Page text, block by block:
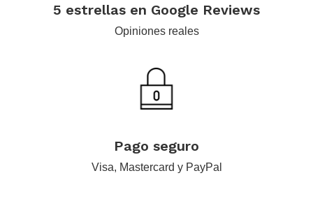
5 estrellas en Google Reviews
Opiniones reales
Pago seguro
Visa, Mastercard y PayPal